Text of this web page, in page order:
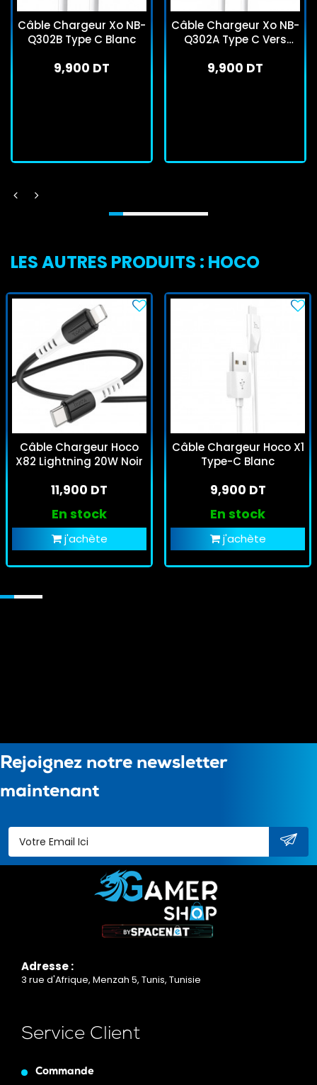
Câble Chargeur Xo NB-
Q302B Type C Blanc
9,900 DT
Câble Chargeur Xo NB-
Q302A Type C Vers
9,900 DT
LES AUTRES PRODUITS : HOCO
Câble Chargeur Hoco
X82 Lightning 20W Noir
11,900 DT
En stock
j'achète
Câble Chargeur Hoco X1
Type-C Blanc
9,900 DT
En stock
j'achète
Rejoignez notre newsletter
maintenant
Adresse :
3 rue d'Afrique, Menzah 5, Tunis, Tunisie
Service Client
Commande